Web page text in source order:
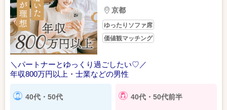
京都
ゆったりソファ席
価値観マッチング
＼パートナーとゆっくり過ごしたい♡／
年収800万円以上・士業などの男性
40代・50代 40代・50代前半